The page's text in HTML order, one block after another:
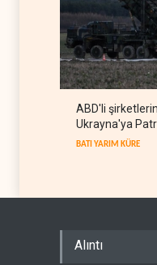
ABD'li
Ukrayna'ya
BATI YARIM KÜRE
Alıntı